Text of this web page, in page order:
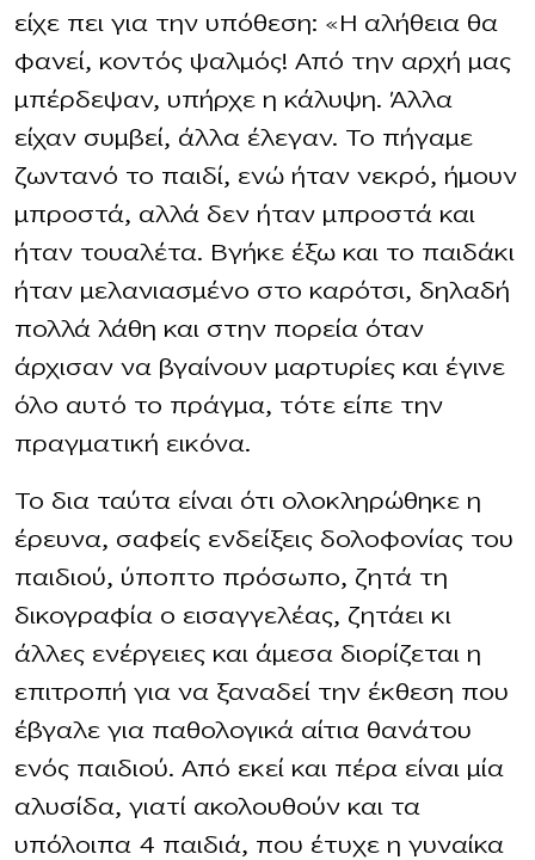
είχε πει για την υπόθεση: «Η αλήθεια θα
φανεί, κοντός ψαλμός! Από την αρχή μας
μπέρδεψαν, υπήρχε η κάλυψη. Άλλα
είχαν συμβεί, άλλα έλεγαν. Το πήγαμε
ζωντανό το παιδί, ενώ ήταν νεκρό, ήμουν
μπροστά, αλλά δεν ήταν μπροστά και
ήταν τουαλέτα. Βγήκε έξω και το παιδάκι
ήταν μελανιασμένο στο καρότσι, δηλαδή
πολλά λάθη και στην πορεία όταν
άρχισαν να βγαίνουν μαρτυρίες και έγινε
όλο αυτό το πράγμα, τότε είπε την
πραγματική εικόνα.
Το δια ταύτα είναι ότι ολοκληρώθηκε η
έρευνα, σαφείς ενδείξεις δολοφονίας του
παιδιού, ύποπτο πρόσωπο, ζητά τη
δικογραφία ο εισαγγελέας, ζητάει κι
άλλες ενέργειες και άμεσα διορίζεται η
επιτροπή για να ξαναδεί την έκθεση που
έβγαλε για παθολογικά αίτια θανάτου
ενός παιδιού. Από εκεί και πέρα είναι μία
αλυσίδα, γιατί ακολουθούν και τα
υπόλοιπα 4 παιδιά, που έτυχε η γυναίκα